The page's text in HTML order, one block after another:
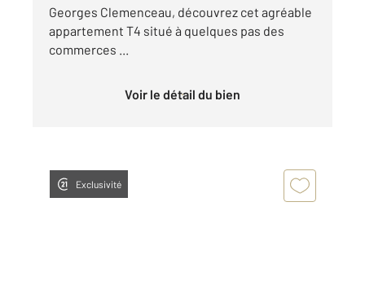
Georges Clemenceau, découvrez cet agréable
appartement T4 situé à quelques pas des
commerces ...
Voir le détail du bien
Exclusivité